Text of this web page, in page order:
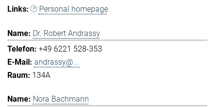
Personal homepage
Dr. Robert Andrassy
+49 6221 528-353
andrassy@...
134A
Nora Bachmann